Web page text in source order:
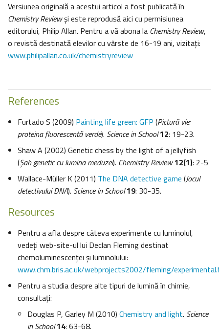
Versiunea originală a acestui articol a fost publicată în
Chemistry Reviewşi este reprodusă aici cu permisiunea
editorului, Philip Allan. Pentru a vă abona la Chemistry Review,
o revistă destinată elevilor cu vârste de 16-19 ani, vizitaţi:
www.philipallan.co.uk/chemistryreview
References
Furtado S (2009) Painting life green: GFP (Pictură vie:
proteina fluorescentă verde). Science in School12: 19-23.
Shaw A (2002) Genetic chess by the light of a jellyfish
(Şah genetic cu lumina meduzei). Chemistry Review12(1): 2-5
Wallace-Müller K (2011) The DNA detective game (Jocul
detectivului DNA). Science in School19: 30-35.
Resources
Pentru a afla despre câteva experimente cu luminolul,
vedeţi web-site-ul lui Declan Fleming destinat
chemoluminescenţei şi luminolului:
www.chm.bris.ac.uk/webprojects2002/fleming/
Pentru a studia despre alte tipuri de lumină în chimie,
consultaţi:
Douglas P, Garley M (2010) Chemistry and light. Science
in School14: 63-68.